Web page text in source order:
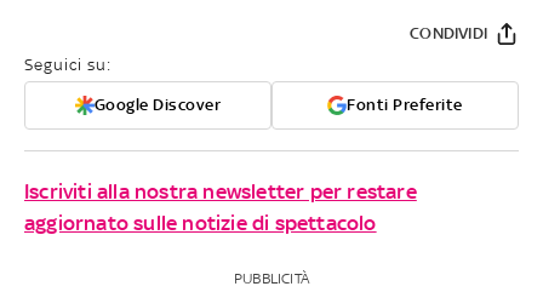
Seguici su:
Google Discover Fonti Preferite
CONDIVIDI
Iscriviti alla nostra newsletter per restare
aggiornato sulle notizie di spettacolo
PUBBLICITÀ